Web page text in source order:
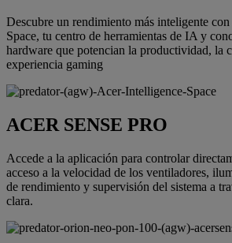
Descubre un rendimiento más inteligente
Space, tu centro de herramientas de IA y
hardware que potencian la productividad, la
experiencia gaming
ACER SENSE PRO
Accede a la aplicación para controlar
acceso a la velocidad de los ventiladores,
de rendimiento y supervisión del sistema a
clara.